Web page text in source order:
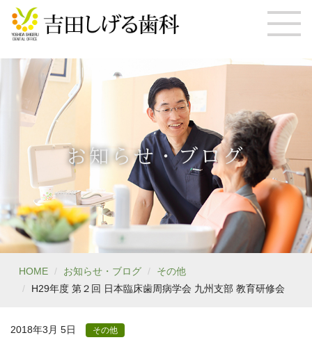
お知らせ・ブログ
HOME お知らせ・ブログ
その他
H29年度 第２回 日本臨床歯周病学会 九州支部 教育研修会
2018年3月 5日 その他